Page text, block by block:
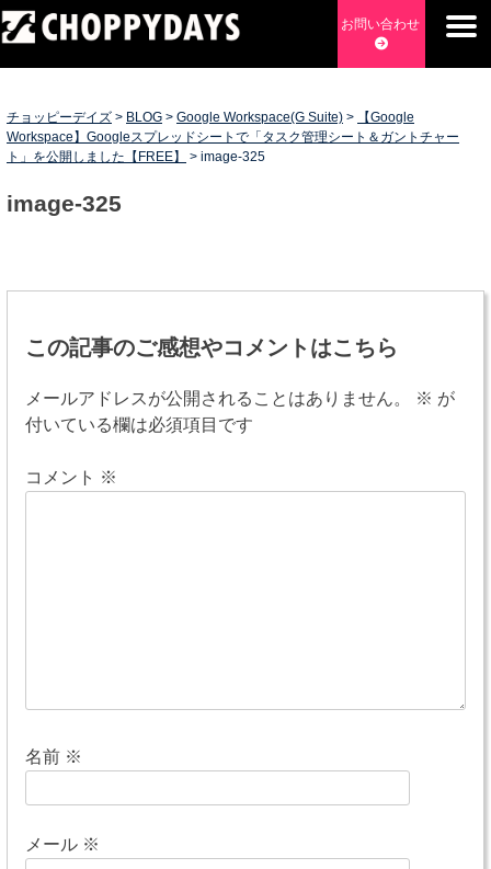
Skip
to
content
支援・ECサイト立ち上げ・Webマーケティング・SEO・ホー
ムページ制作・Web開発・アプリ開発・コーチング チョッピ
ーデイズ ChoppyDays
お問い合わせ
チョッピーデイズ > BLOG > Google Workspace(G Suite) >
【Google
Workspace】Googleスプレッドシートで「タスク管理シート＆ガントチャー
ト」を公開しました【FREE】
> image-325
image-325
稿
ビ
ゲ
この記事のご感想やコメントはこちら
メールアドレスが公開されることはありません。 ※ が
付いている欄は必須項目です
コメント ※
名前 ※
メール ※